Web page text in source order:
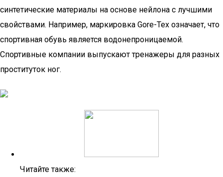
синтетические материалы на основе нейлона с лучшими
свойствами. Например, маркировка Gore-Tex означает, что
спортивная обувь является водонепроницаемой.
Спортивные компании выпускают тренажеры для разных
проституток ног.
Читайте также: